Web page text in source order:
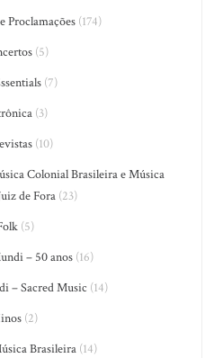
Proclamações(174)
(5)
(7)
(3)
(10)
Colonial Brasileira e Música
de Fora (23)
(5)
– 50 anos(16)
– Sacred Music (14)
(2)
Brasileira(14)